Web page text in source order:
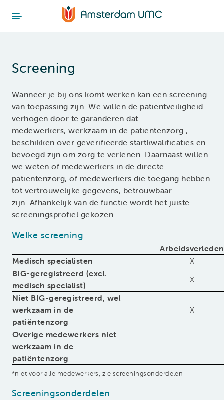
Screening
Wanneer je bij ons komt werken kan een screening
van toepassing zijn. We willen de patiëntveiligheid
verhogen door te garanderen dat
medewerkers, werkzaam in de patiëntenzorg ,
beschikken over geverifieerde startkwalificaties en
bevoegd zijn om zorg te verlenen. Daarnaast willen
we weten of medewerkers in de directe
patiëntenzorg, of medewerkers die toegang hebben
tot vertrouwelijke gegevens, betrouwbaar
zijn. Afhankelijk van de functie wordt het juiste
screeningsprofiel gekozen.
Welke screening
Arbeidsverleden
Medisch specialisten
X
BIG-geregistreerd (excl.
medisch specialist)
X
Niet BIG-geregistreerd, wel
werkzaam in de
patiëntenzorg
X
Overige medewerkers niet
werkzaam in de
patiëntenzorg
*niet voor alle medewerkers, zie screeningsonderdelen
Screeningsonderdelen